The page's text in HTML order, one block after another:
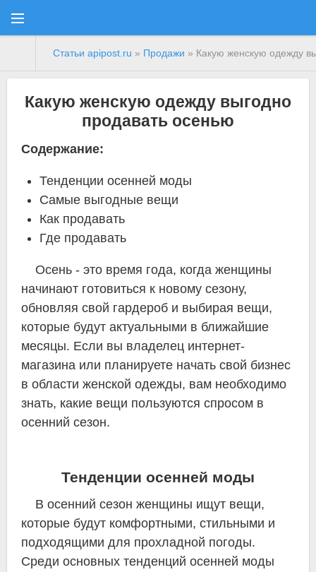
Статьи apipost.ru » Продажи » Какую женскую одежду
Какую женскую одежду выгодно
продавать осенью
Содержание:
Тенденции осенней моды
Самые выгодные вещи
Как продавать
Где продавать
Осень - это время года, когда женщины
начинают готовиться к новому сезону,
обновляя свой гардероб и выбирая вещи,
которые будут актуальными в ближайшие
месяцы. Если вы владелец интернет-
магазина или планируете начать свой бизнес
в области женской одежды, вам необходимо
знать, какие вещи пользуются спросом в
осенний сезон.
Тенденции осенней моды
В осенний сезон женщины ищут вещи,
которые будут комфортными, стильными и
подходящими для прохладной погоды.
Среди основных тенденций осенней моды